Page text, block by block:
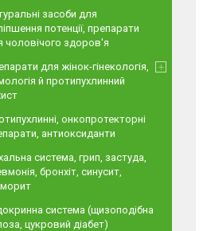
засоби для
потенції, препарати
чоловічого здоров'я
для жінок-гінекологія,
й протипухлинний
онкопротекторні
антиоксиданти
система, грип, застуда,
бронхіт, синусит,
система (щизоподібна
цукровий діабет)